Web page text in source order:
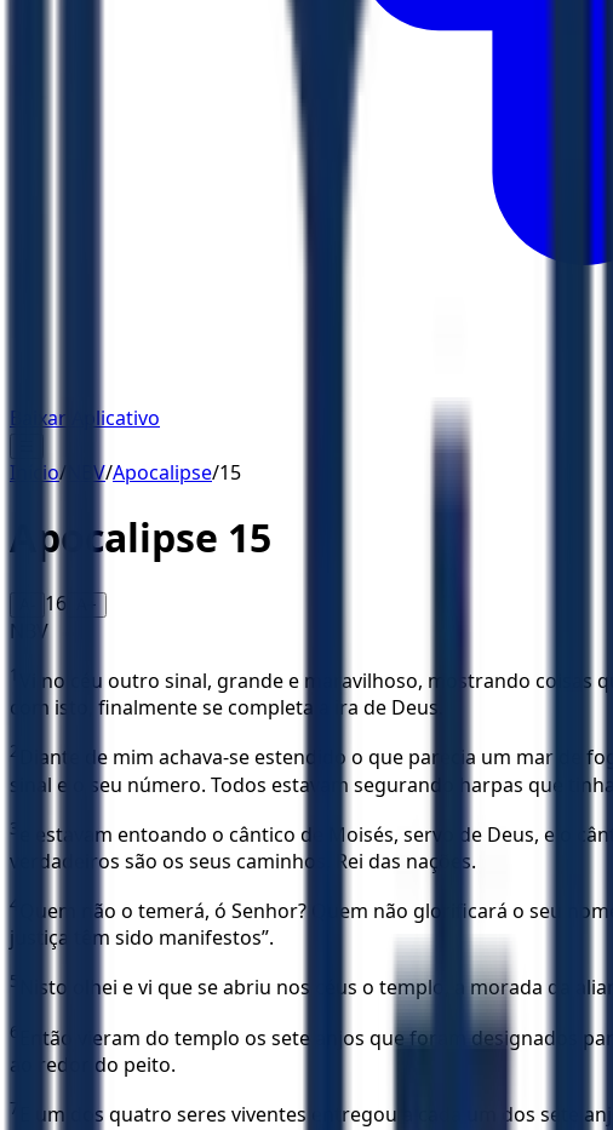
Baixar Aplicativo
Início/ NBV/Apocalipse/15
Apocalipse 15
16 A+
NBV
1
Vi no céu outro sinal, grande e maravilhoso, mostrando
com isto, finalmente se completa a ira de Deus.
2
Diante de mim achava-se estendido o que parecia um mar de
sinal e o seu número. Todos estavam segurando harpas que
3
e estavam entoando o cântico de Moisés, servo de Deus, e o
verdadeiros são os seus caminhos, Rei das nações.
4
Quem não o temerá, ó Senhor? Quem não glorificará o seu
justiça têm sido manifestos”.
5 Nisto olhei e vi que se abriu nos céus o templo, a morada da
6
Então vieram do templo os sete anjos que foram designados
ao redor do peito.
7 E um dos quatro seres viventes entregou a cada um dos sete